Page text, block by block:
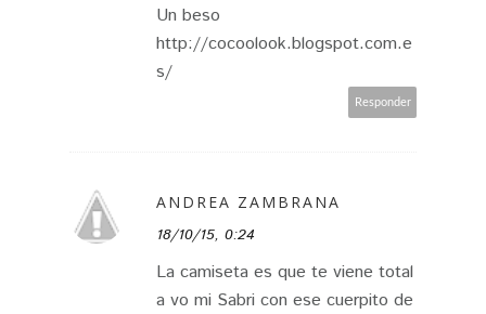
Un beso
http://cocoolook.blogspot.com.e
s/
Responder
ANDREA ZAMBRANA
18/10/15, 0:24
La camiseta es que te viene total
a vo mi Sabri con ese cuerpito de